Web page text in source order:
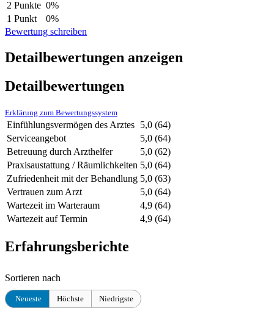
2 Punkte 0%
1 Punkt
0%
Bewertung schreiben
Detailbewertungen anzeigen
Detailbewertungen
Erklärung zum Bewertungssystem
Einfühlungsvermögen des Arztes 5,0 (64)
Serviceangebot
5,0 (64)
Betreuung durch Arzthelfer
5,0 (62)
Praxisaustattung / Räumlichkeiten 5,0 (64)
Zufriedenheit mit der Behandlung 5,0 (63)
Vertrauen zum Arzt
5,0 (64)
Wartezeit im Warteraum
4,9 (64)
Wartezeit auf Termin
4,9 (64)
Erfahrungsberichte
Sortieren nach
Neueste Höchste Niedrigste